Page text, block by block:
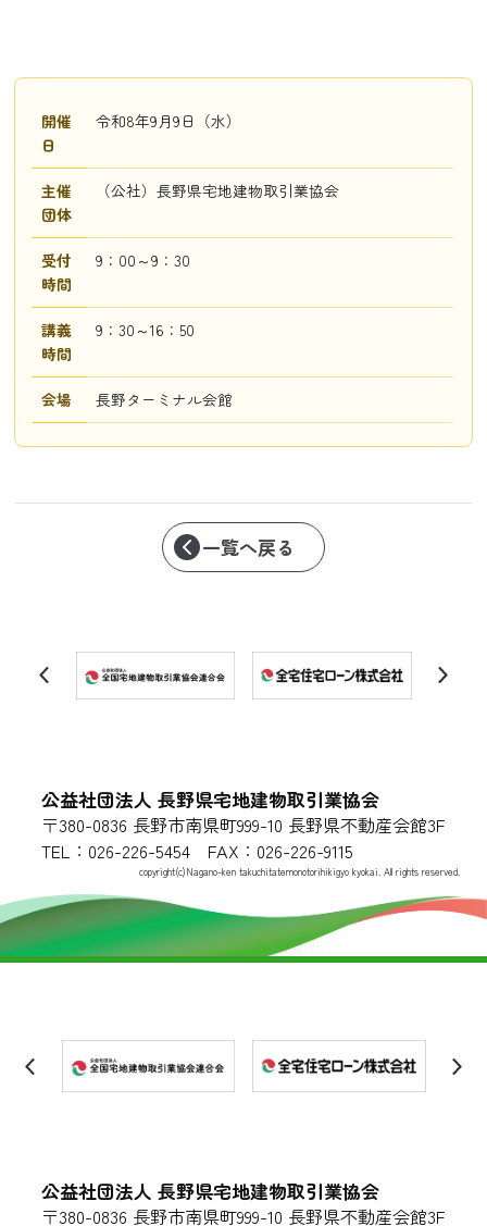
開催
日
令和8年9月9日（水）
主催
団体
（公社）長野県宅地建物取引業協会
受付
時間
9：00～9：30
講義
時間
9：30～16：50
会場 長野ターミナル会館
一覧へ戻る
公益社団法人 長野県宅地建物取引業協会
〒380-0836 長野市南県町999-10 長野県不動産会館3F
TEL：026-226-5454 FAX：026-226-9115
copyright(c)Nagano-ken takuchitatemonotorihikigyo kyokai. All rights reserved.
公益社団法人 長野県宅地建物取引業協会
〒380-0836 長野市南県町999-10 長野県不動産会館3F